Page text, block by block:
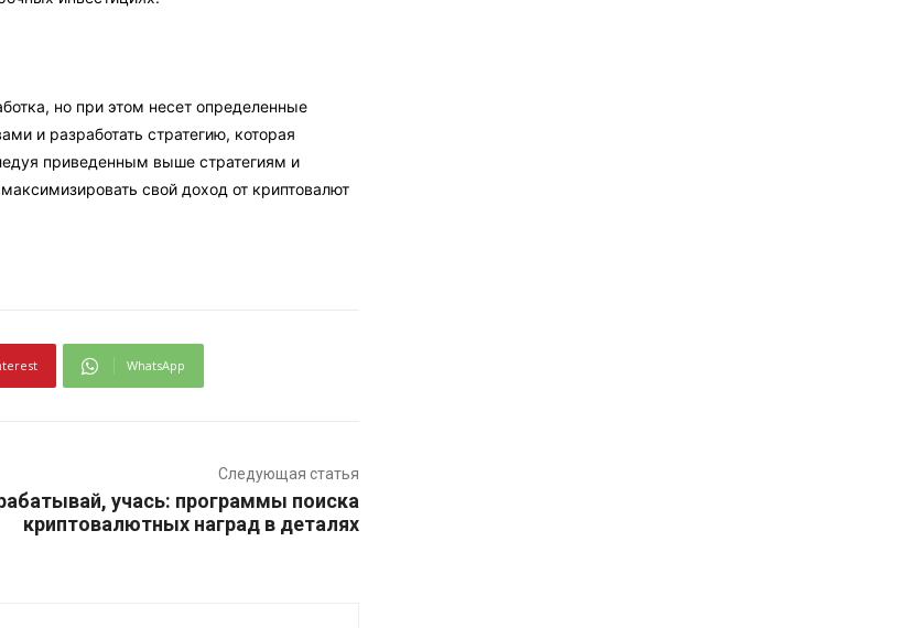
но при этом несет определенные
и разработать стратегию, которая
приведенным выше стратегиям и
свой доход от криптовалют
WhatsApp
Следующая статья
учась: программы поиска
криптовалютных наград в деталях